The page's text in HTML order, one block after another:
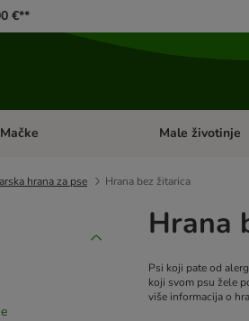
€**
kategorija: Psi
Mačke Pregled kategorija:
Male životinje
hrana za pse Hrana bez žitarica
Hrana
Psi koji pate od
koji svom psu žele
više informacija o